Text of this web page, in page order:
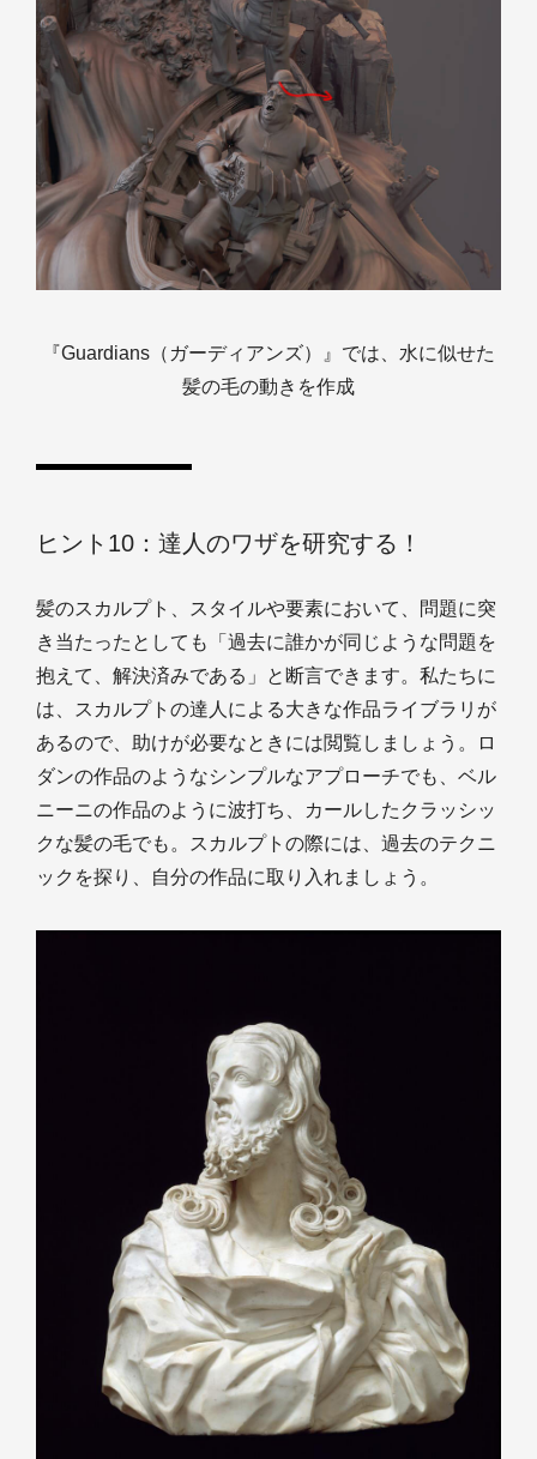
『Guardians（ガーディアンズ）』では、水に似せた
髪の毛の動きを作成
ヒント10：達人のワザを研究する！
髪のスカルプト、スタイルや要素において、問題に突
き当たったとしても「過去に誰かが同じような問題を
抱えて、解決済みである」と断言できます。私たちに
は、スカルプトの達人による大きな作品ライブラリが
あるので、助けが必要なときには閲覧しましょう。ロ
ダンの作品のようなシンプルなアプローチでも、ベル
ニーニの作品のように波打ち、カールしたクラッシッ
クな髪の毛でも。スカルプトの際には、過去のテクニ
ックを探り、自分の作品に取り入れましょう。